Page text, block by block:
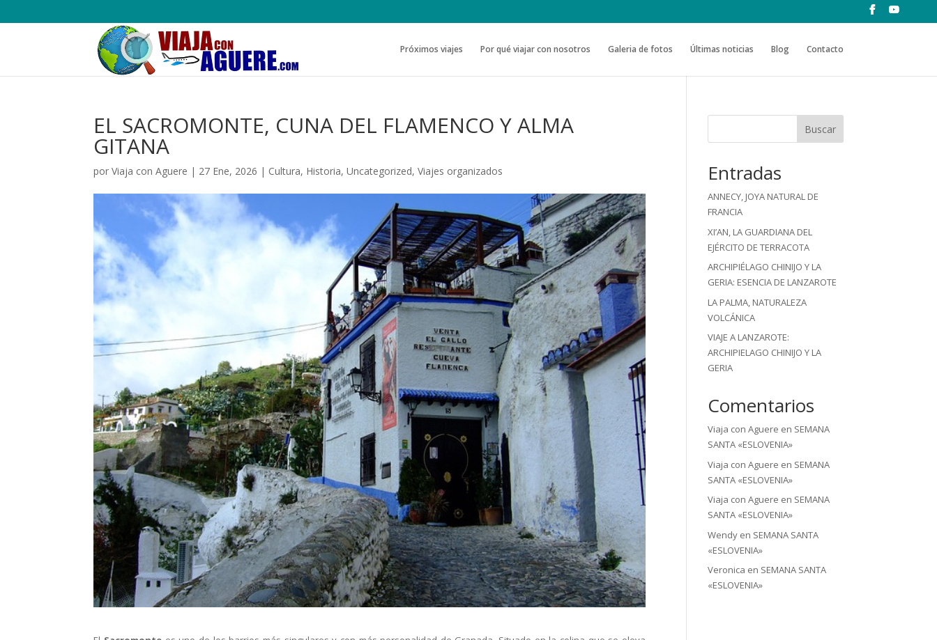
Próximos viajes Por qué viajar con nosotros Galeria de fotos Últimas noticias Blog Contacto
EL SACROMONTE, CUNA DEL FLAMENCO Y ALMA
GITANA
porViaja con Aguere | 27 Ene, 2026 | Cultura, Historia,Uncategorized,Viajes organizados
Buscar
Entradas
ANNECY, JOYA NATURAL DE
FRANCIA
XI’AN, LA GUARDIANA DEL
EJÉRCITO DE TERRACOTA
ARCHIPIÉLAGO CHINIJO Y LA
GERIA: ESENCIA DE LANZAROTE
LA PALMA, NATURALEZA
VOLCÁNICA
VIAJE A LANZAROTE:
ARCHIPIELAGO CHINIJO Y LA
GERIA
Comentarios
Viaja con Aguere en SEMANA
SANTA «ESLOVENIA»
Viaja con Aguere en SEMANA
SANTA «ESLOVENIA»
Viaja con Aguere en SEMANA
SANTA «ESLOVENIA»
Wendy en SEMANA SANTA
«ESLOVENIA»
Veronica en SEMANA SANTA
«ESLOVENIA»